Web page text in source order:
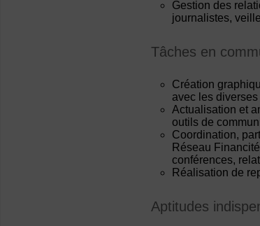
Gestion des
journalistes,
Tâches en
Création
avec les
Actualisation et
outils de
Coordination,
Réseau
conférences,
Réalisation de
Aptitudes